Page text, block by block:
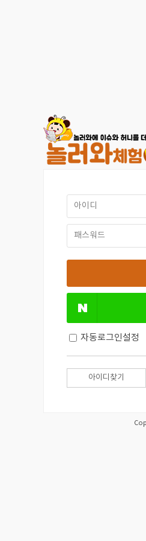
자동로그인설정
아이디찾기